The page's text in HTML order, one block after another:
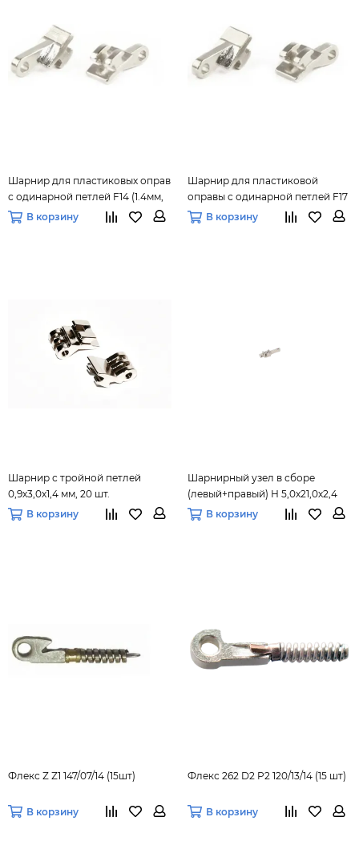
Шарнир для пластиковых оправ
с одинарной петлей F14 (1.4мм,
20 шт.)В корзину
Шарнир для пластиковой
оправы с одинарной петлей F17
(1.5мм, 20 шт.)
В корзину
Шарнир с тройной петлей
0,9х3,0х1,4 мм, 20 шт.
В корзину
Шарнирный узел в сборе
(левый+правый) Н 5,0х21,0х2,4
(20 шт.)В корзину
Флекс Z Z1 147/07/14 (15шт)
В корзину
Флекс 262 D2 P2 120/13/14 (15 шт)
В корзину